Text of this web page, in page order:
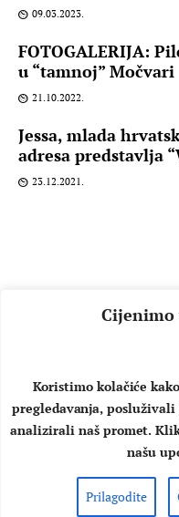
Cijenimo
Koristimo kolačiće
pregledavanja,
analizirali naš promet.
našu
Prilagodite
09.03.2023.
FOTOGALERIJA:
u “tamnoj” Močvari
21.10.2022.
Jessa, mlada
adresa predstavlja
23.12.2021.
O NAMA
Copyright © 2026